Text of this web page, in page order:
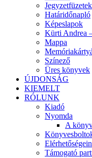
Jegyzetfüzetek
Határidőnapló
Képeslapok
Kürti Andrea
Mappa
Színező
Üres könyvek
ÚJDONSÁG
KIEMELT
RÓLUNK
Kiadó
Nyomda
A
Támogató